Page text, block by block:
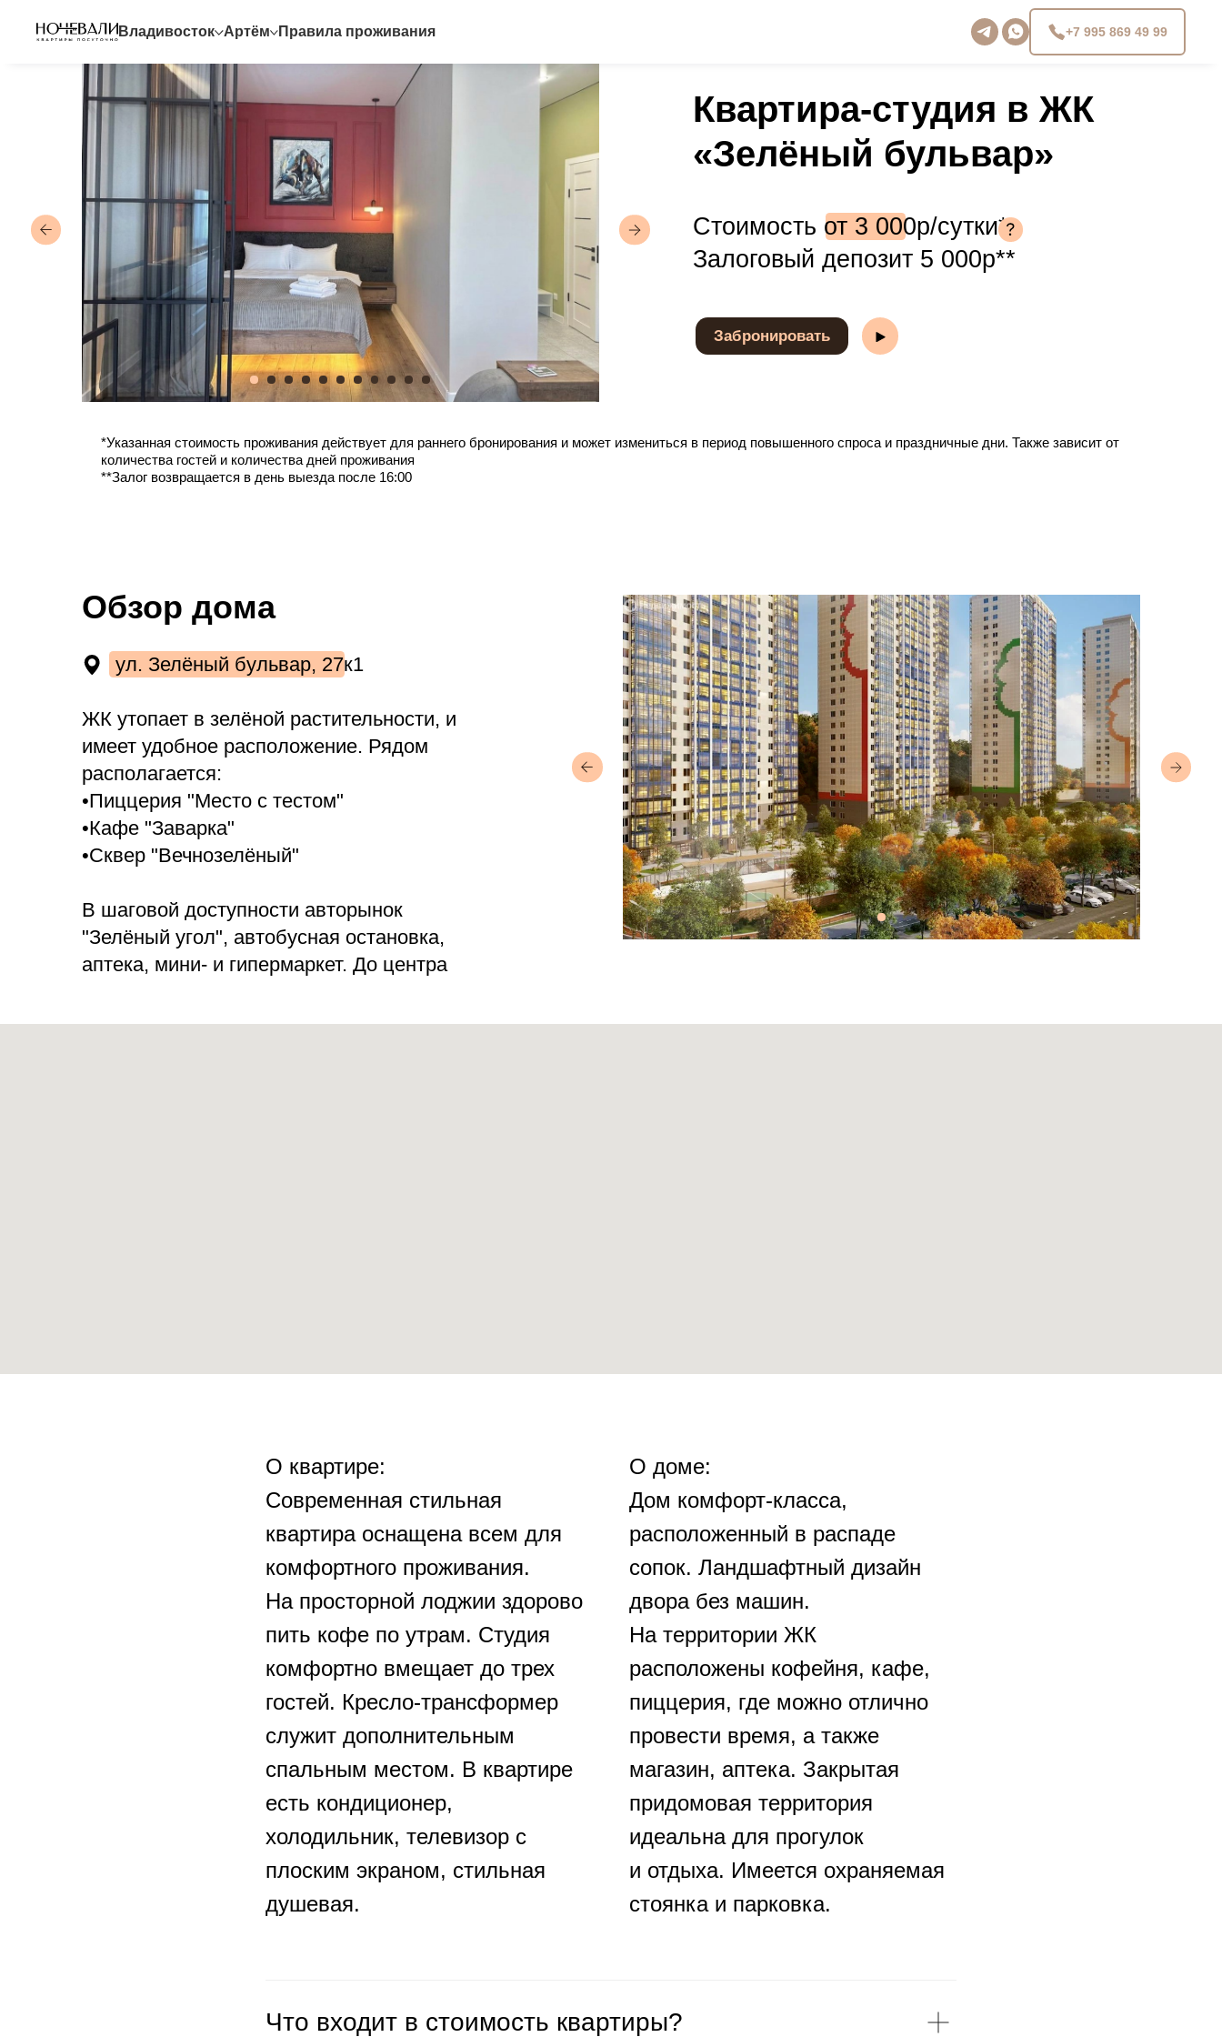
Владивосток Артём Правила проживания +7 995 869 49 99
*Указанная стоимость проживания действует для раннего бронирования и может измениться в период повышенного спроса и праздничные дни. Также зависит от
Квартира-студия в ЖК
«Зелёный бульвар»
Залоговый депозит 5 000р**
имеет удобное расположение. Рядом
•Пиццерия "Место с тестом"
•Кафе "Заварка"
•Сквер "Вечнозелёный"
В шаговой доступности авторынок
"Зелёный угол", автобусная остановка,
аптека, мини- и гипермаркет. До центра
ул. Зелёный бульвар, 27к1
О квартире:
Современная стильная
квартира оснащена всем для
комфортного проживания.
На просторной лоджии здорово
пить кофе по утрам. Студия
комфортно вмещает до трех
гостей. Кресло-трансформер
служит дополнительным
спальным местом. В квартире
есть кондиционер,
холодильник, телевизор с
плоским экраном, стильная
душевая.
О доме:
Дoм кoмфoрт-клaccа,
расположенный в распаде
сопок. Ландшaфтный дизaйн
двоpа без мaшин.
На территории ЖК
расположены кофейня, кафе,
пиццерия, где можно отлично
провести время, а также
магазин, аптека. Закрытая
придомовая территория
идеальна для прогулок
и отдыха. Имеется охраняемая
стоянка и парковка.
Что входит в стоимость квартиры?